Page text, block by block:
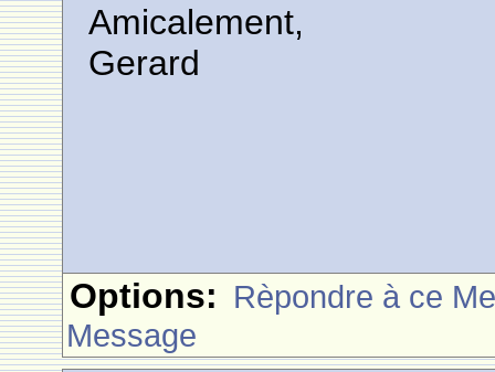
Amicalement,
Gerard
Options: Rèpondre à ce
Message